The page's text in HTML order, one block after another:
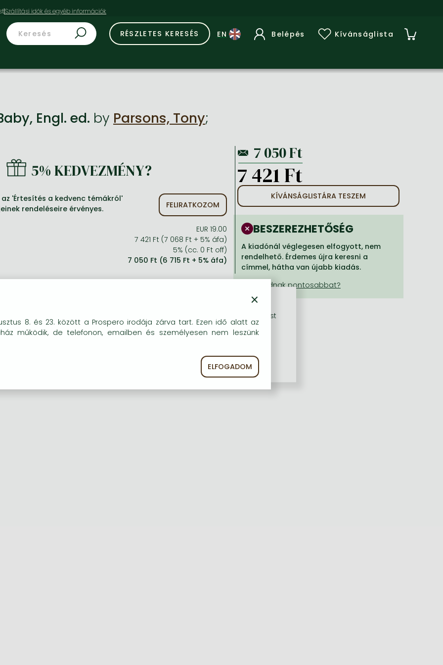
RÉSZLETES KERESÉS Belépés Kívánságlista
Engl. ed. by Parsons, Tony;
5% KEDVEZMÉNY?
az 'Értesítés a kedvenc témákról'
rendeléseire érvényes.
FELIRATKOZOM
EUR 19.00
7 421 Ft (7 068 Ft + 5% áfa)
5% (cc. 0 Ft off)
7 050 Ft (6 715 Ft + 5% áfa)
7 421 Ft
KÍVÁNSÁGLISTÁRA TESZEM
BESZEREZHETŐSÉG
A kiadónál véglegesen elfogyott, nem
rendelhető. Érdemes újra keresni a
címmel, hátha van újabb kiadás.
×
8. és 23. között a Prospero irodája zárva tart. Ezen idő alatt az
működik, de telefonon, emailben és személyesen nem leszünk
ELFOGADOM
kat (sütiket) használunk, melyek célja, hogy teljesebb körű szolgáltatást
részére.